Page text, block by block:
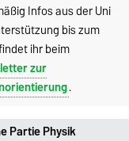
Infos aus der Uni
bis zum
ihr beim
zur
.
Partie Physik